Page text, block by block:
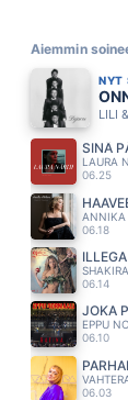
Aiemmin
NYT
LILI
SINÄ
LAURA
06.25
ANNIKA
06.18
06.14
JOKA
EPPU
06.10
06.03